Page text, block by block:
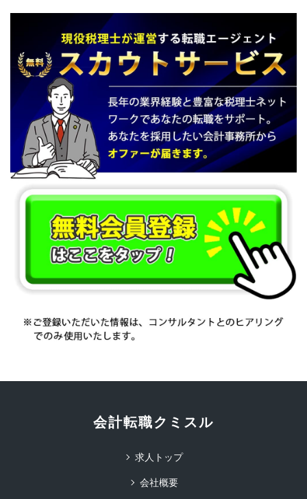
会計転職クミスル
求人トップ
会社概要